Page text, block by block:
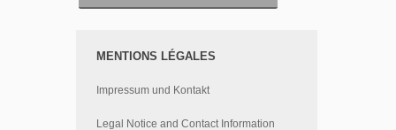
MENTIONS LÉGALES
Impressum und Kontakt
Legal Notice and Contact Information